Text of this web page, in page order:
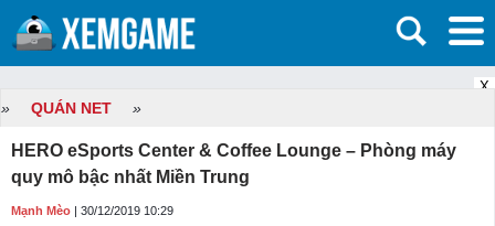
X
» QUÁN NET »
HERO eSports Center & Coffee Lounge – Phòng máy
quy mô bậc nhất Miền Trung
Mạnh Mèo | 30/12/2019 10:29